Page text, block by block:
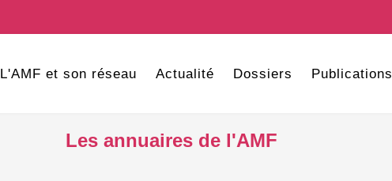
L'AMF et son réseau Actualité Dossiers Publications
Les annuaires de l'AMF